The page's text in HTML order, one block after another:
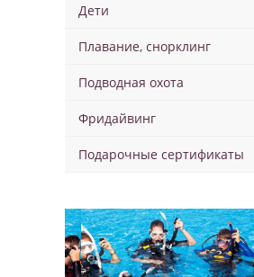
Дети
Плавание, снорклинг
Подводная охота
Фридайвинг
Подарочные сертификаты